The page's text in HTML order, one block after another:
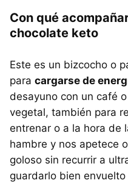
Con qué
chocolate keto
Este es un bizcocho o
para cargarse de
desayuno con un café
vegetal, también para
entrenar o a la hora de
hambre y nos apetece
goloso sin recurrir a
guardarlo bien